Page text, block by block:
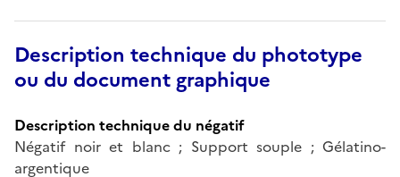
Description technique du phototype
ou du document graphique
Description technique du négatif
Négatif noir et blanc ; Support souple ; Gélatino-
argentique